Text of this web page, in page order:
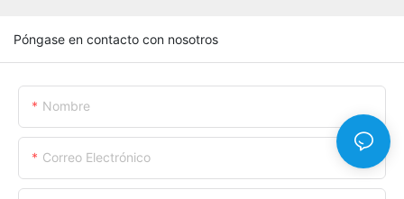
Póngase en contacto con nosotros
Nombre
Correo Electrónico